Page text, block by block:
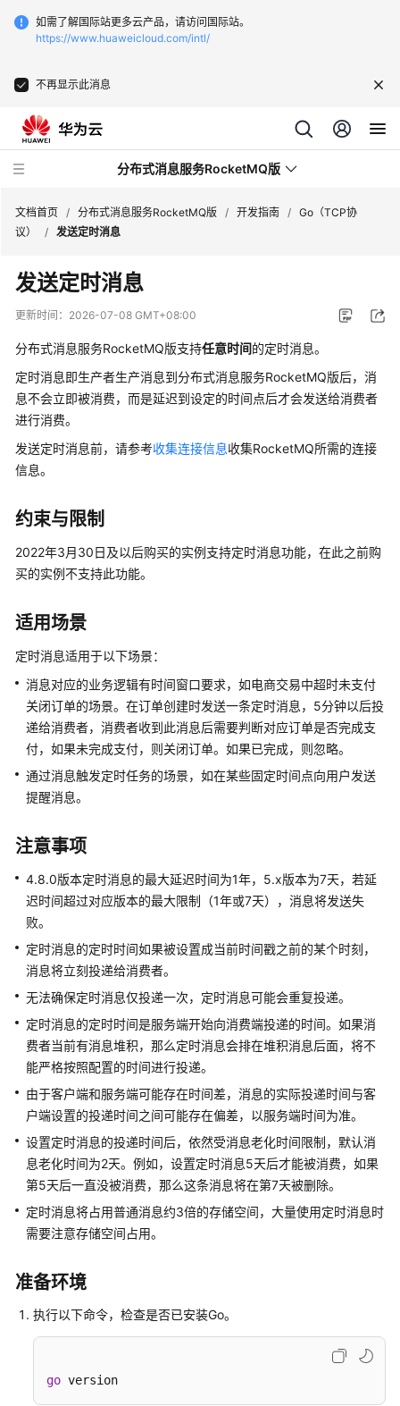
如需了解国际站更多云产品，请访问国际站。
https://www.huaweicloud.com/intl/
不再显示此消息
分布式消息服务RocketMQ版
最
新
动
服
务
公
告
产
介
绍
计
明
速
入
门
用
户
指
佳
实
践
开
发
指
南
概
述
集
连
接
信
息
Java（TCP
协
议）
议）
文档首页 / 分布式消息服务RocketMQ版 / 开发指南 / Go（TCP协
议）
/ 发送定时消息
发送定时消息
更新时间： 2026-07-08 GMT+08:00
分布式消息服务RocketMQ版支持任意时间的定时消息。
定时消息即生产者生产消息到分布式消息服务RocketMQ版后，消
息不会立即被消费，而是延迟到设定的时间点后才会发送给消费者
进行消费。
发送定时消息前，请参考收集连接信息收集RocketMQ所需的连接
信息。
约束与限制
2022年3月30日及以后购买的实例支持定时消息功能，在此之前购
买的实例不支持此功能。
适用场景
定时消息适用于以下场景：
消息对应的业务逻辑有时间窗口要求，如电商交易中超时未支付
关闭订单的场景。在订单创建时发送一条定时消息，5分钟以后投
递给消费者，消费者收到此消息后需要判断对应订单是否完成支
付，如果未完成支付，则关闭订单。如果已完成，则忽略。
通过消息触发定时任务的场景，如在某些固定时间点向用户发送
提醒消息。
注意事项
4.8.0版本定时消息的最大延迟时间为1年，5.x版本为7天，若延
迟时间超过对应版本的最大限制（1年或7天），消息将发送失
败。
定时消息的定时时间如果被设置成当前时间戳之前的某个时刻，
消息将立刻投递给消费者。
无法确保定时消息仅投递一次，定时消息可能会重复投递。
定时消息的定时时间是服务端开始向消费端投递的时间。如果消
费者当前有消息堆积，那么定时消息会排在堆积消息后面，将不
能严格按照配置的时间进行投递。
由于客户端和服务端可能存在时间差，消息的实际投递时间与客
户端设置的投递时间之间可能存在偏差，以服务端时间为准。
设置定时消息的投递时间后，依然受消息老化时间限制，默认消
息老化时间为2天。例如，设置定时消息5天后才能被消费，如果
第5天后一直没被消费，那么这条消息将在第7天被删除。
定时消息将占用普通消息约3倍的存储空间，大量使用定时消息时
需要注意存储空间占用。
准备环境
执行以下命令，检查是否已安装Go。
go version